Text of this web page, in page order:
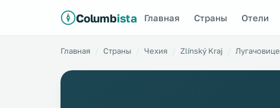
Columbista Главная Страны Отели
Главная Страны Чехия Zlínský Kraj Лугачовице